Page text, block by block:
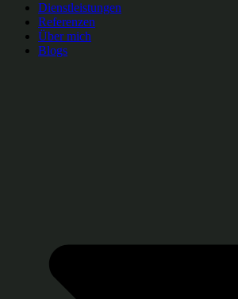
Dienstleistungen
Referenzen
Über mich
Blogs